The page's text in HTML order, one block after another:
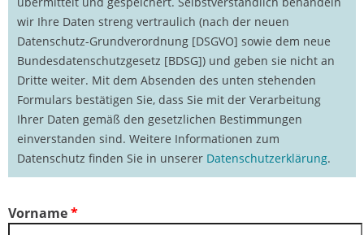
wir Ihre Daten streng vertraulich (nach der neuen
Datenschutz-Grundverordnung [DSGVO] sowie dem neue
Bundesdatenschutzgesetz [BDSG]) und geben sie nicht an
Dritte weiter. Mit dem Absenden des unten stehenden
Formulars bestätigen Sie, dass Sie mit der Verarbeitung
Ihrer Daten gemäß den gesetzlichen Bestimmungen
einverstanden sind. Weitere Informationen zum
Datenschutz finden Sie in unserer Datenschutzerklärung.
Vorname*